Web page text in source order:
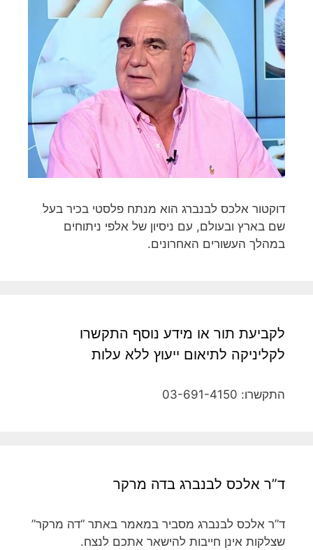
דוקטור אלכס לבנברג הוא מנתח פלסטי בכיר בעל
שם בארץ ובעולם, עם ניסיון של אלפי ניתוחים
במהלך העשורים האחרונים.
לקביעת תור או מידע נוסף התקשרו
לקליניקה לתיאום ייעוץ ללא עלות
התקשרו: 03-691-4150
ד”ר אלכס לבנברג בדה מרקר
ד”ר אלכס לבנברג מסביר במאמר באתר “דה מרקר”
שצלקות אינן חייבות להישאר אתכם לנצח.